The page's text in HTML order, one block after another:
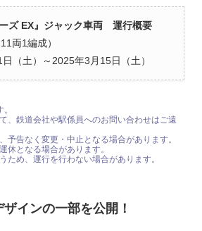
ズ EX』ジャック車両
運行概要
両1編成）
日（土）～2025年3月15日（土）
、鉄道会社や駅係員へのお問い合わせはご遠
予告なく変更・中止となる場合があります。
休となる場合があります。
ため、運行を行わない場合があります。
インの一部を公開！